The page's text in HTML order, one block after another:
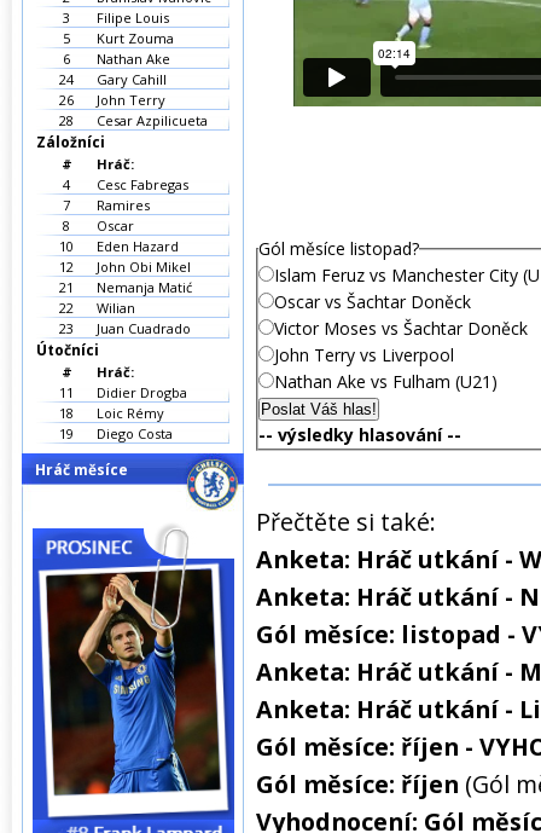
Gól měsíce listopad?
Islam Feruz vs Manchester City
Oscar vs Šachtar Doněck
Victor Moses vs Šachtar Doněck
John Terry vs Liverpool
Nathan Ake vs Fulham (U21)
-- výsledky hlasování --
Přečtěte si také:
Anketa: Hráč utkání -
Anketa: Hráč utkání -
Gól měsíce: listopad -
Anketa: Hráč utkání -
Anketa: Hráč utkání -
Gól měsíce: říjen -
Gól měsíce: říjen (Gól
Vyhodnocení: Gól
3
Filipe Louis
5
Kurt Zouma
6
Nathan Ake
24
Gary Cahill
26
John Terry
28
Cesar Azpilicueta
Záložníci
#
Hráč:
4
Cesc Fabregas
7
Ramires
8
Oscar
10
Eden Hazard
12
John Obi Mikel
21
Nemanja Matić
22
Wilian
23
Juan Cuadrado
Útočníci
#
Hráč:
11
Didier Drogba
18
Loic Rémy
19
Diego Costa
Hráč měsíce